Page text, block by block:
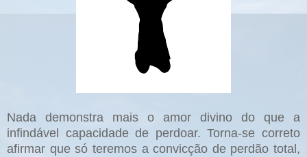
Nada demonstra mais o amor divino do que a
infindável capacidade de perdoar. Torna-se correto
afirmar que só teremos a convicção de perdão total,